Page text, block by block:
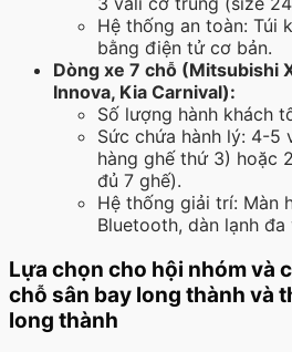
Hệ thống an toàn: Túi
bằng điện tử cơ bản.
Dòng xe 7 chỗ (Mitsubishi
Innova, Kia Carnival):
Số lượng hành khách
Sức chứa hành lý: 4-5
hàng ghế thứ 3) hoặc
đủ 7 ghế).
Hệ thống giải trí: Màn
Bluetooth, dàn lạnh
Lựa chọn cho hội nhóm và
chỗ sân bay long thành và
long thành